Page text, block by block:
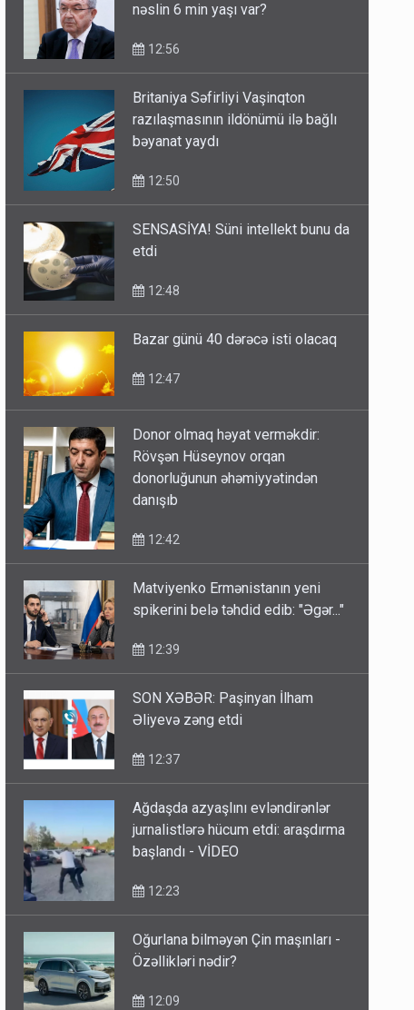
rayonlara turist gedir – Siyahı
11:29
nəslin 6 min yaşı var?
12:56
Britaniya Səfirliyi Vaşinqton
razılaşmasının ildönümü ilə bağlı
bəyanat yaydı
12:50
SENSASİYA! Süni intellekt bunu da
etdi
12:48
Bazar günü 40 dərəcə isti olacaq
12:47
Donor olmaq həyat verməkdir:
Rövşən Hüseynov orqan
donorluğunun əhəmiyyətindən
danışıb
12:42
Matviyenko Ermənistanın yeni
spikerini belə təhdid edib: "Əgər..."
12:39
SON XƏBƏR: Paşinyan İlham
Əliyevə zəng etdi
12:37
Ağdaşda azyaşlını evləndirənlər
jurnalistlərə hücum etdi: araşdırma
başlandı - VİDEO
12:23
Oğurlana bilməyən Çin maşınları -
Özəllikləri nədir?
12:09